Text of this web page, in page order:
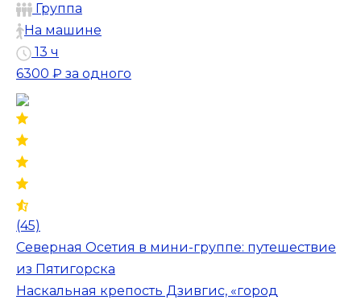
Группа
На машине
13 ч
6300 ₽ за одного
(45)
Северная Осетия в мини-группе: путешествие
из Пятигорска
Наскальная крепость Дзивгис, «город